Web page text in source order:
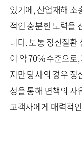
있기에, 산업재해 소
적인 충분한 노력을
니다. 보통 정신질
이 약 70% 수준으로
지만 당사의 경우 정
성을 통해 면책의 사
고객사에게 매력적